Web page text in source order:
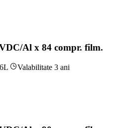
Al x 84 compr. film.
Valabilitate 3 ani